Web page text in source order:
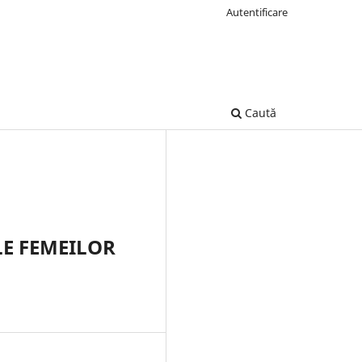
Caută
Autentificare
FEMEILOR